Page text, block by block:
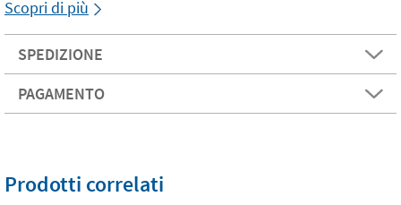
Scopri di più
SPEDIZIONE
PAGAMENTO
Prodotti correlati